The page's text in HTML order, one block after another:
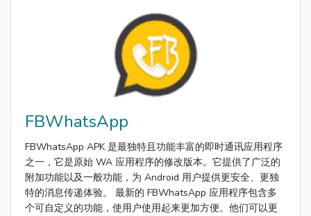
FBWhatsApp
FBWhatsApp APK 是最独特且功能丰富的即时通讯应用程序
之一，它是原始 WA 应用程序的修改版本。它提供了广泛的
附加功能以及一般功能，为 Android 用户提供更安全、更独
特的消息传递体验。 最新的 FBWhatsApp 应用程序包含多
个可自定义的功能，使用户使用起来更加方便。他们可以更